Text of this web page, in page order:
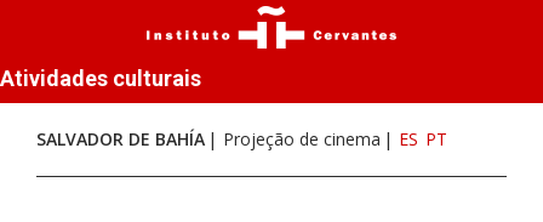
Atividades culturais
SALVADOR DE BAHÍA Projeção de cinema ES PT